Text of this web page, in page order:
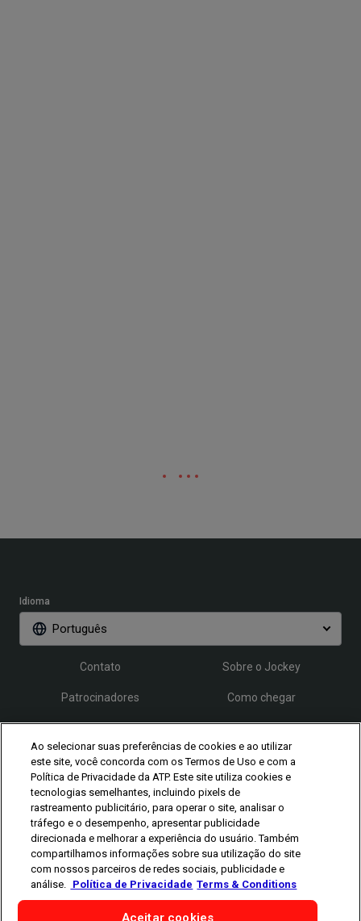
Idioma
Português
Contato Sobre o Jockey
Patrocinadores Como chegar
Credenciamento FAQ
Siga o Rio Open
Os jogadores representados aqui são meramente ilustrativos.
Classificação e participação estão sujeitas às regras da ATP. Os
jogadores podem desistir por lesão, doença ou outros motivos.
Ao selecionar suas preferências de cookies e ao utilizar
este site, você concorda com os Termos de Uso e com a
Política de Privacidade da ATP. Este site utiliza cookies e
tecnologias semelhantes, incluindo pixels de
rastreamento publicitário, para operar o site, analisar o
tráfego e o desempenho, apresentar publicidade
direcionada e melhorar a experiência do usuário. Também
compartilhamos informações sobre sua utilização do site
com nossos parceiros de redes sociais, publicidade e
análise. Política de Privacidade Terms & Conditions
Aceitar cookies